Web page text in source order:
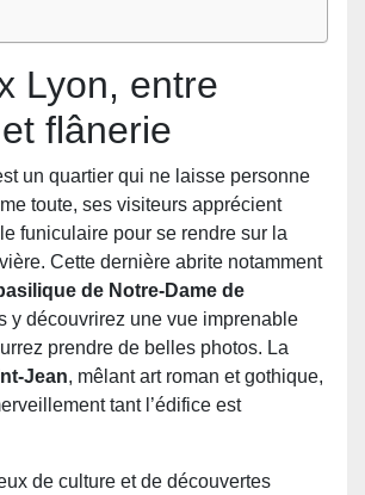
Lyon, entre
flânerie
un quartier qui ne laisse personne
toute, ses visiteurs apprécient
funiculaire pour se rendre sur la
Cette dernière abrite notamment
de Notre-Dame de
y découvrirez une vue imprenable
prendre de belles photos. La
Jean, mêlant art roman et gothique,
tant l’édifice est
de culture et de découvertes